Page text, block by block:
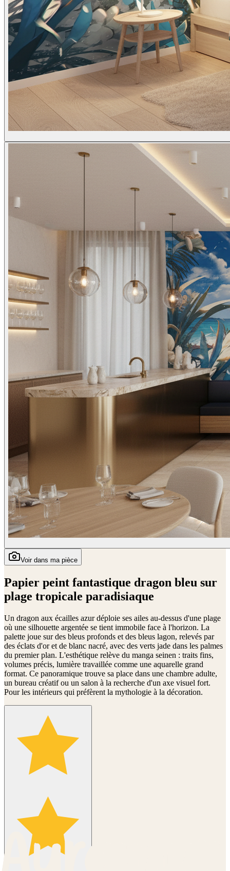
Voir dans ma pièce
Papier peint fantastique dragon bleu sur
plage tropicale paradisiaque
Un dragon aux écailles azur déploie ses ailes au-dessus d'une plage
où une silhouette argentée se tient immobile face à l'horizon. La
palette joue sur des bleus profonds et des bleus lagon, relevés par
des éclats d'or et de blanc nacré, avec des verts jade dans les palmes
du premier plan. L'esthétique relève du manga seinen : traits fins,
volumes précis, lumière travaillée comme une aquarelle grand
format. Ce panoramique trouve sa place dans une chambre adulte,
un bureau créatif ou un salon à la recherche d'un axe visuel fort.
Pour les intérieurs qui préfèrent la mythologie à la décoration.